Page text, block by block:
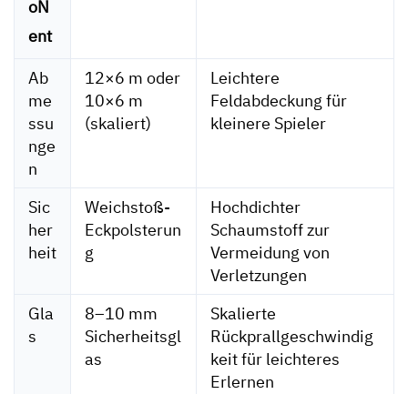
oN
ent
Ab
me
ssu
nge
n
12×6 m oder
10×6 m
(skaliert)
Leichtere
Feldabdeckung für
kleinere Spieler
Sic
her
heit
Weichstoß-
Eckpolsterun
g
Hochdichter
Schaumstoff zur
Vermeidung von
Verletzungen
Gla
s
8–10 mm
Sicherheitsgl
as
Skalierte
Rückprallgeschwindig
keit für leichteres
Erlernen